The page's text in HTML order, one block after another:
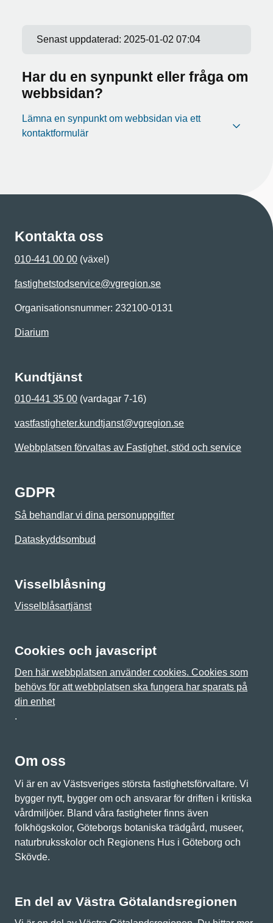
Senast uppdaterad: 2025-01-02 07:04
Har du en synpunkt eller fråga om
webbsidan?
Lämna en synpunkt om webbsidan via ett
kontaktformulär
Kontakta oss
010-441 00 00 (växel)
fastighetstodservice@vgregion.se
Organisationsnummer: 232100-0131
Diarium
Kundtjänst
010-441 35 00 (vardagar 7-16)
vastfastigheter.kundtjanst@vgregion.se
Webbplatsen förvaltas av Fastighet, stöd och service
GDPR
Så behandlar vi dina personuppgifter
Dataskyddsombud
Visselblåsning
Visselblåsartjänst
Cookies och javascript
Den här webbplatsen använder cookies. Cookies som
behövs för att webbplatsen ska fungera har sparats på
din enhet
.
Om oss
Vi är en av Västsveriges största fastighetsförvaltare. Vi
bygger nytt, bygger om och ansvarar för driften i kritiska
vårdmiljöer. Bland våra fastigheter finns även
folkhögskolor, Göteborgs botaniska trädgård, museer,
naturbruksskolor och Regionens Hus i Göteborg och
Skövde.
En del av Västra Götalandsregionen